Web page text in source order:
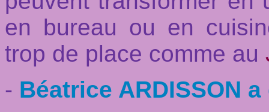
en bureau ou en
trop de place comme au
- Béatrice ARDISSON